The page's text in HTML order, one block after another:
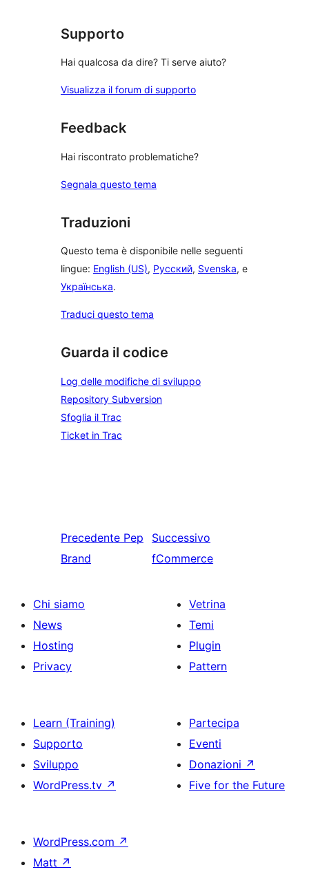
stelle
Supporto
Hai qualcosa da dire? Ti serve aiuto?
Visualizza il forum di supporto
Feedback
Hai riscontrato problematiche?
Segnala questo tema
Traduzioni
Questo tema è disponibile nelle seguenti
lingue: English (US), Русский, Svenska, e
Українська.
Traduci questo tema
Guarda il codice
Log delle modifiche di sviluppo
Repository Subversion
Sfoglia il Trac
Ticket in Trac
Precedente Pep
Brand
Successivo
fCommerce
Chi siamo
News
Hosting
Privacy
Vetrina
Temi
Plugin
Pattern
Learn (Training)
Supporto
Sviluppo
WordPress.tv ↗
Partecipa
Eventi
Donazioni ↗
Five for the Future
WordPress.com ↗
Matt ↗